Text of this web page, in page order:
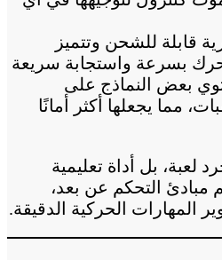
قابلة للشحن وتتميز
بسرعة واستجابة سريعة
بعض النماذج على
مما يجعلها أكثر أمانًا
لعبة، بل أداة تعليمية
مبادئ التحكم عن بعد،
المهارات الحركية الدقيقة.